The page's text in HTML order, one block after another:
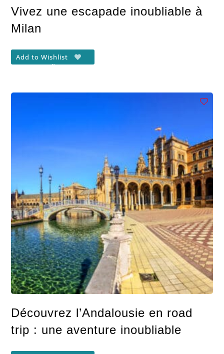
Vivez une escapade inoubliable à
Milan
Add to Wishlist
Découvrez l’Andalousie en road
trip : une aventure inoubliable